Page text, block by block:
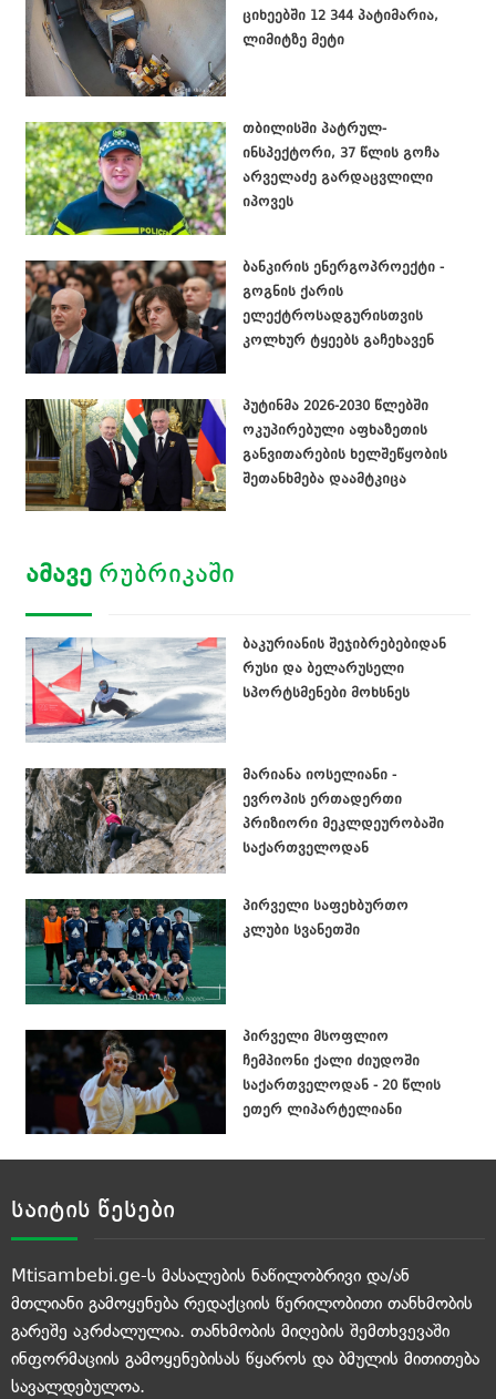
ციხეებში 12 344 პატიმარია,
ლიმიტზე მეტი
თბილისში პატრულ-
ინსპექტორი, 37 წლის გოჩა
არველაძე გარდაცვლილი
იპოვეს
ბანკირის ენერგოპროექტი -
გოგნის ქარის
ელექტროსადგურისთვის
კოლხურ ტყეებს გაჩეხავენ
პუტინმა 2026-2030 წლებში
ოკუპირებული აფხაზეთის
განვითარების ხელშეწყობის
შეთანხმება დაამტკიცა
ᲐᲛᲐᲕᲔ ᲠᲣᲑᲠᲘᲙᲐᲨᲘ
ბაკურიანის შეჯიბრებებიდან
რუსი და ბელარუსელი
სპორტსმენები მოხსნეს
მარიანა იოსელიანი -
ევროპის ერთადერთი
პრიზიორი მეკლდეურობაში
საქართველოდან
პირველი საფეხბურთო
კლუბი სვანეთში
პირველი მსოფლიო
ჩემპიონი ქალი ძიუდოში
საქართველოდან - 20 წლის
ეთერ ლიპარტელიანი
საიტის წესები
Mtisambebi.ge-ს მასალების ნაწილობრივი და/ან
მთლიანი გამოყენება რედაქციის წერილობითი თანხმობის
გარეშე აკრძალულია. თანხმობის მიღების შემთხვევაში
ინფორმაციის გამოყენებისას წყაროს და ბმულის მითითება
სავალდებულოა.